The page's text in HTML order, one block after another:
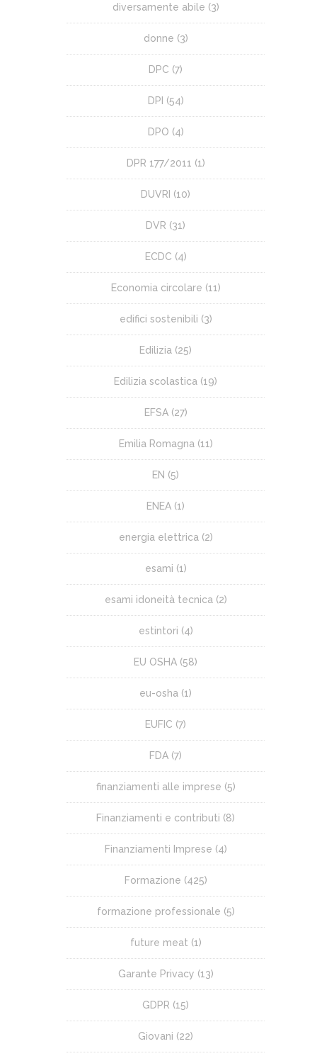
diversamente abile (3)
donne (3)
DPC (7)
DPI (54)
DPO (4)
DPR 177/2011 (1)
DUVRI (10)
DVR (31)
ECDC (4)
Economia circolare (11)
edifici sostenibili (3)
Edilizia (25)
Edilizia scolastica (19)
EFSA(27)
Emilia Romagna (11)
EN (5)
ENEA (1)
energia elettrica (2)
esami (1)
esami idoneità tecnica (2)
estintori (4)
EU OSHA (58)
eu-osha (1)
EUFIC (7)
FDA (7)
finanziamenti alle imprese (5)
Finanziamenti e contributi (8)
Finanziamenti Imprese (4)
Formazione (425)
formazione professionale (5)
future meat (1)
Garante Privacy (13)
GDPR (15)
Giovani (22)